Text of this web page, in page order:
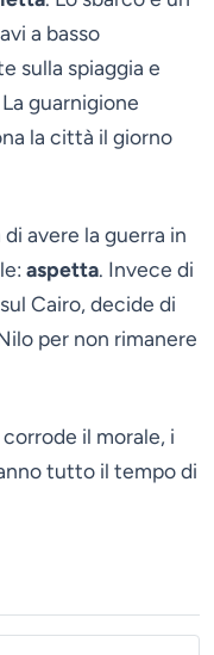
a basso
sulla spiaggia e
guarnigione
la città il giorno
avere la guerra in
aspetta. Invece di
Cairo, decide di
per non rimanere
il morale, i
tutto il tempo di